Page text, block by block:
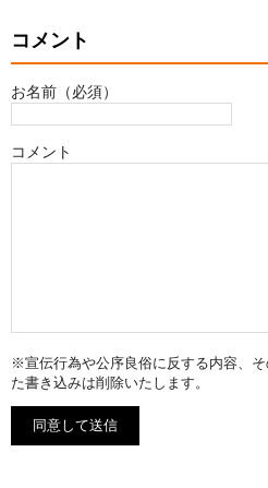
コメント
お名前（必須）
コメント
※宣伝行為や公序良俗に反する内容、
た書き込みは削除いたします。